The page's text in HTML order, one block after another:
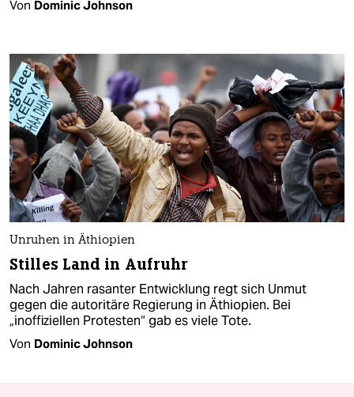
Von Dominic Johnson
Unruhen in Äthiopien
Stilles Land in Aufruhr
Nach Jahren rasanter Entwicklung regt sich Unmut
gegen die autoritäre Regierung in Äthiopien. Bei
„inoffiziellen Protesten“ gab es viele Tote.
Von Dominic Johnson